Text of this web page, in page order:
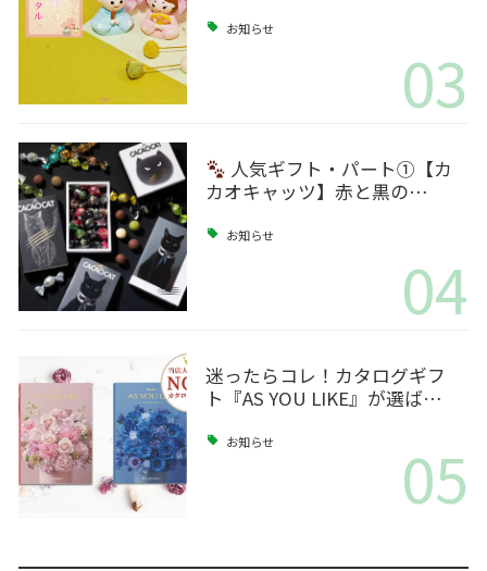
お知らせ
03
人気ギフト・パート①【カ
カオキャッツ】赤と黒の…
お知らせ
04
迷ったらコレ！カタログギフ
ト『AS YOU LIKE』が選ば…
お知らせ 05